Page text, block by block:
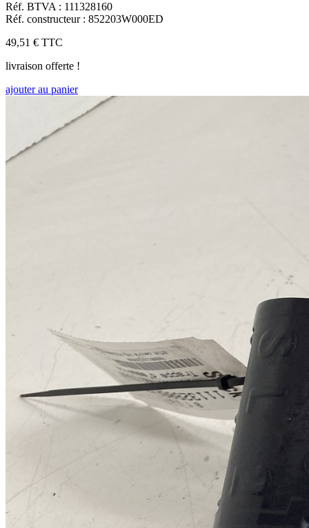
Réf. BTVA : 111328160
Réf. constructeur : 852203W000ED
49,51 € TTC
livraison offerte !
ajouter au panier